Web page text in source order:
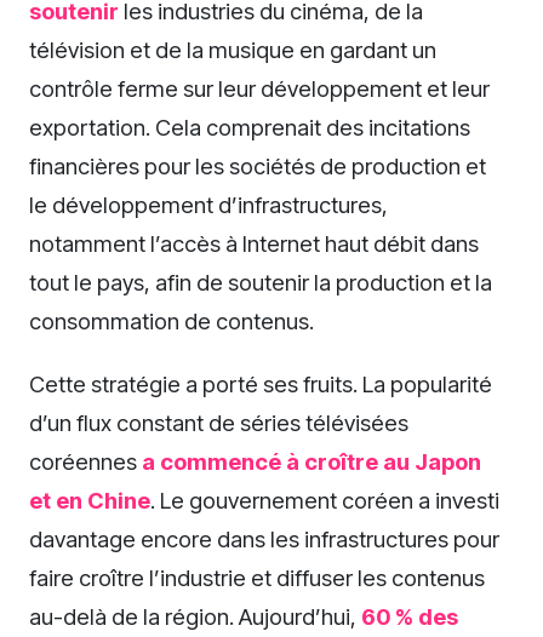
soutenir les industries du cinéma, de la
télévision et de la musique en gardant un
contrôle ferme sur leur développement et leur
exportation. Cela comprenait des incitations
financières pour les sociétés de production et
le développement d’infrastructures,
notamment l’accès à Internet haut débit dans
tout le pays, afin de soutenir la production et la
consommation de contenus.
Cette stratégie a porté ses fruits. La popularité
d’un flux constant de séries télévisées
coréennes a commencé à croître au Japon
et en Chine. Le gouvernement coréen a investi
davantage encore dans les infrastructures pour
faire croître l’industrie et diffuser les contenus
au-delà de la région. Aujourd’hui, 60 % des